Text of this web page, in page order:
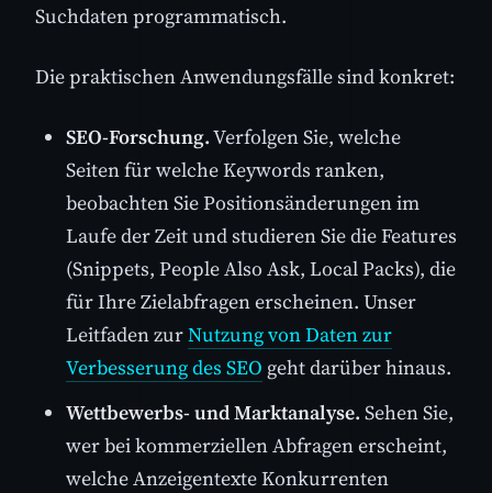
Suchdaten programmatisch.
Die praktischen Anwendungsfälle sind konkret:
SEO-Forschung.Verfolgen Sie, welche
Seiten für welche Keywords ranken,
beobachten Sie Positionsänderungen im
Laufe der Zeit und studieren Sie die Features
(Snippets, People Also Ask, Local Packs), die
für Ihre Zielabfragen erscheinen. Unser
Leitfaden zurNutzung von Daten zur
Verbesserung des SEO geht darüber hinaus.
Wettbewerbs- und Marktanalyse. Sehen Sie,
wer bei kommerziellen Abfragen erscheint,
welche Anzeigentexte Konkurrenten